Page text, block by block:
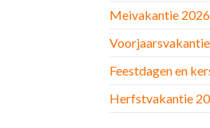
Meivakantie 2026
Feestdagen en
Herfstvakantie